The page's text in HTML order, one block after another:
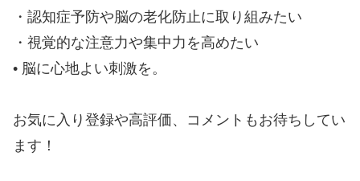
・認知症予防や脳の老化防止に取り組みたい
・視覚的な注意力や集中力を高めたい
• 脳に心地よい刺激を。
お気に入り登録や高評価、コメントもお待ちしてい
ます！